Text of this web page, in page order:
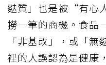
麩質」也是被“有心
撈一筆的商機。食品
「非基改」，或「
裡的人誤認為是健康